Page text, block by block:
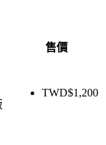
售價
TWD$1,200